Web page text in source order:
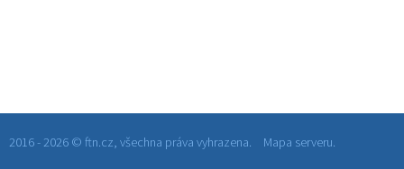
2016 - 2026 © ftn.cz, všechna práva vyhrazena. Mapa serveru.